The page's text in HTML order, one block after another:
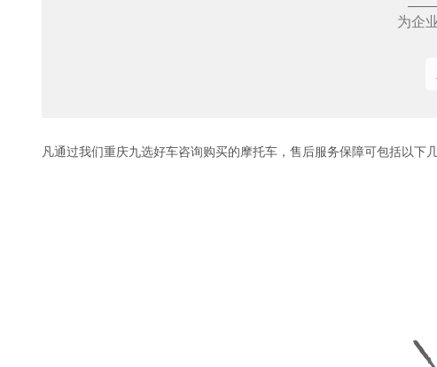
为企
凡通过我们重庆九选好车咨询购买的摩托车，售后服务保障可包括以下